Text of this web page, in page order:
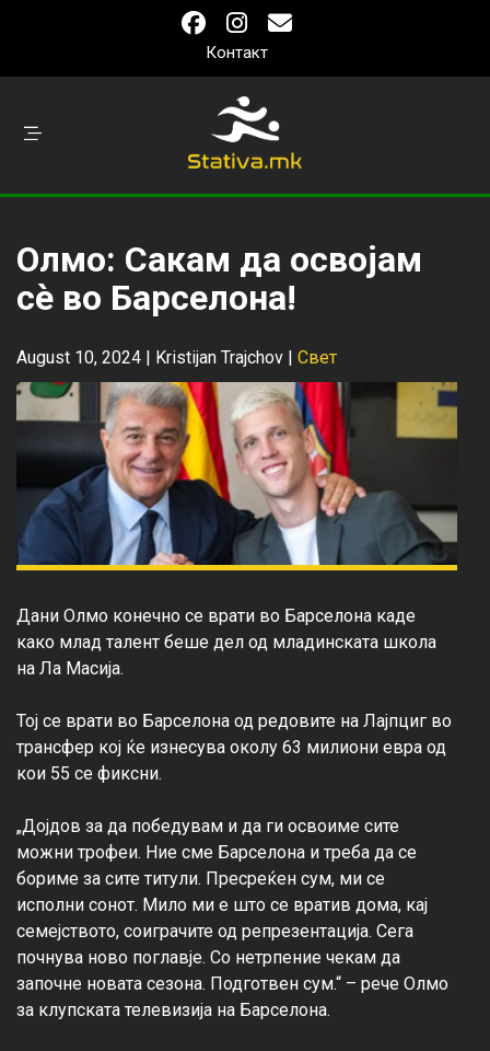
Контакт
Олмо: Сакам да освојам
сѐ во Барселона!
August 10, 2024 | Kristijan Trajchov | Свет
Дани Олмо конечно се врати во Барселона каде
како млад талент беше дел од младинската школа
на Ла Масија.
Тој се врати во Барселона од редовите на Лајпциг во
трансфер кој ќе изнесува околу 63 милиони евра од
кои 55 се фиксни.
„Дојдов за да победувам и да ги освоиме сите
можни трофеи. Ние сме Барселона и треба да се
бориме за сите титули. Пресреќен сум, ми се
исполни сонот. Мило ми е што се вратив дома, кај
семејството, соиграчите од репрезентација. Сега
почнува ново поглавје. Со нетрпение чекам да
започне новата сезона. Подготвен сум.“ – рече Олмо
за клупската телевизија на Барселона.